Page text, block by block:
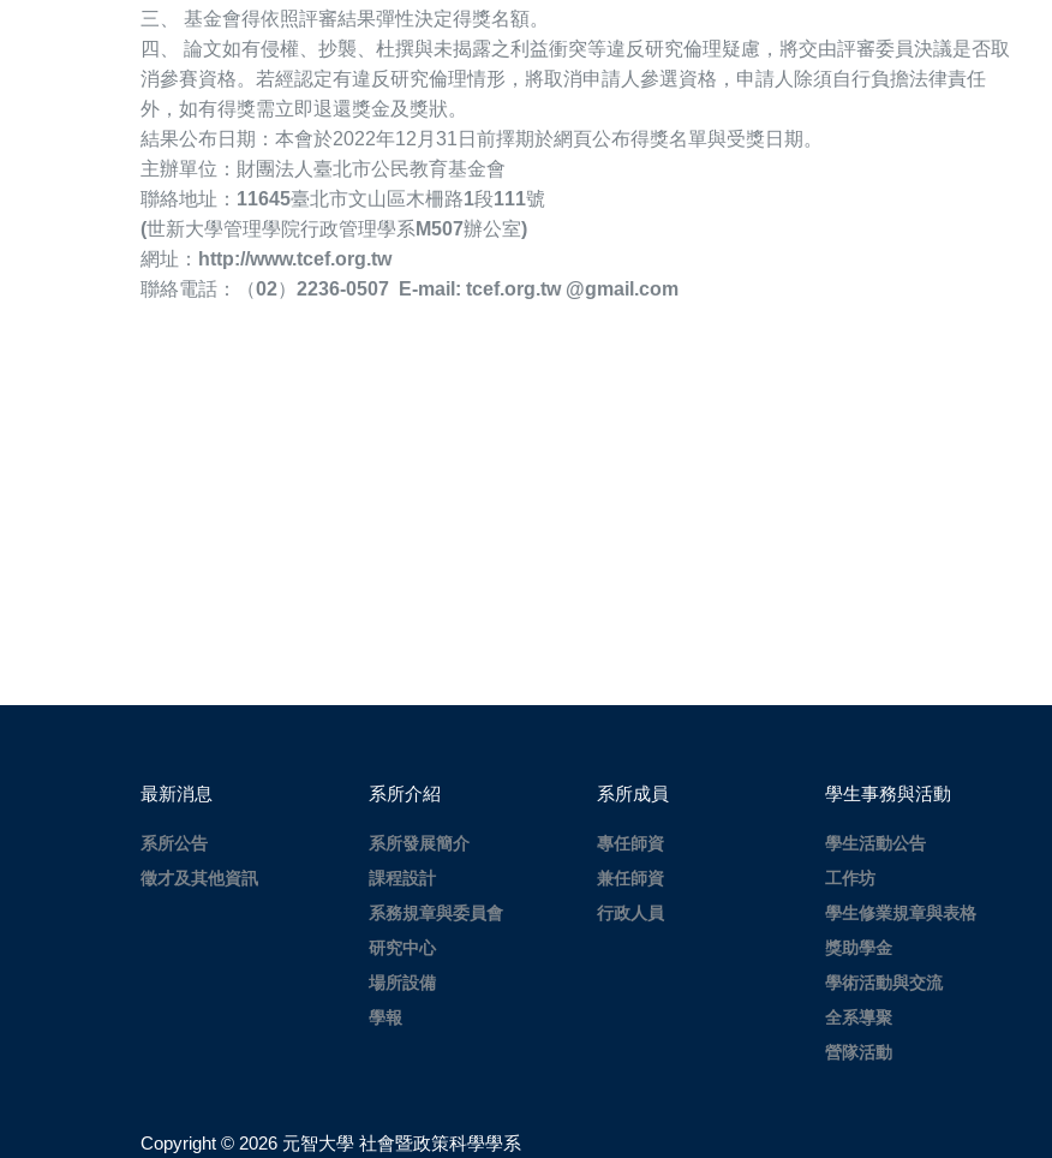
三、 基金會得依照評審結果彈性決定得獎名額。
四、 論文如有侵權、抄襲、杜撰與未揭露之利益衝突等違反研究倫理疑慮，將交由評審委員決議是否取
消參賽資格。若經認定有違反研究倫理情形，將取消申請人參選資格，申請人除須自行負擔法律責任
外，如有得獎需立即退還獎金及獎狀。
結果公布日期： 本會於2022年12月31日前擇期於網頁公布得獎名單與受獎日期。
主辦單位：財團法人臺北市公民教育基金會
聯絡地址： 11645臺北市文山區木柵路1段111號
(世新大學管理學院行政管理學系 M507辦公室)
網址： http://www.tcef.org.tw
聯絡電話：（02） 2236-0507 E-mail: tcef.org.tw @gmail.com
最新消息
系所公告
徵才及其他資訊
系所介紹
系所發展簡介
課程設計
系務規章與委員會
研究中心
場所設備
學報
系所成員
專任師資
兼任師資
行政人員
學生事務與活動
學生活動公告
工作坊
學生修業規章與表格
獎助學金
學術活動與交流
全系導聚
營隊活動
Copyright © 2026 元智大學 社會暨政策科學學系